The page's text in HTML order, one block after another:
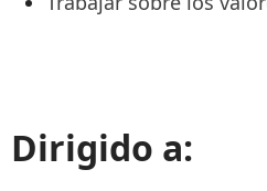
Dirigido a: